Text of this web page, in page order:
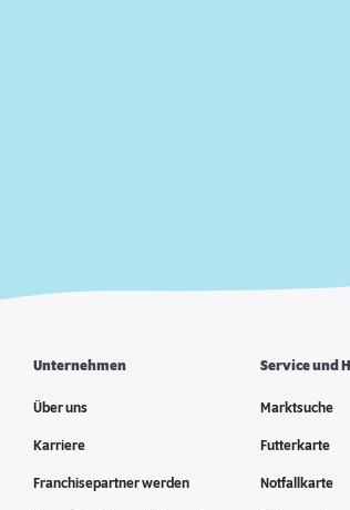
Unternehmen
Über uns
Karriere
Franchisepartner werden
Service und
Marktsuche
Futterkarte
Notfallkarte